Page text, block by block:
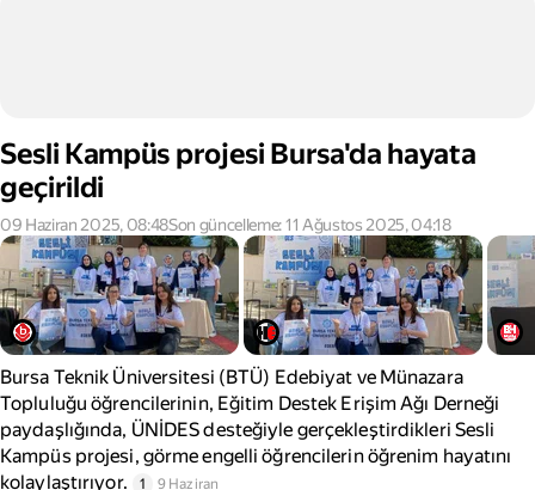
Sesli Kampüs projesi Bursa'da hayata
geçirildi
09 Haziran 2025, 08:48Son güncelleme: 11 Ağustos 2025, 04:18
Bursa Teknik Üniversitesi (BTÜ) Edebiyat ve Münazara
Topluluğu öğrencilerinin, Eğitim Destek Erişim Ağı Derneği
paydaşlığında, ÜNİDES desteğiyle gerçekleştirdikleri Sesli
Kampüs projesi, görme engelli öğrencilerin öğrenim hayatını
kolaylaştırıyor.
1 9 Haziran